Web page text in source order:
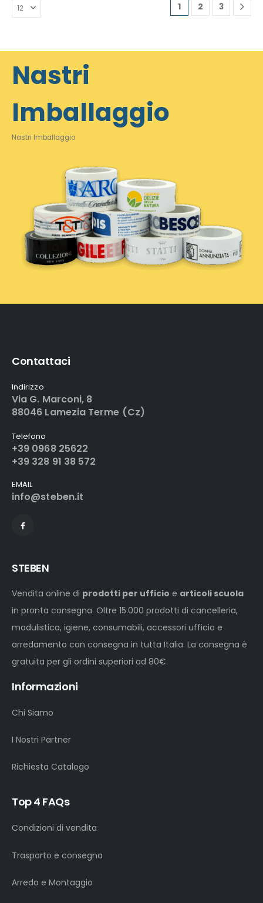
1 2 3
Nastri
Imballaggio
Nastri Imballaggio
Contattaci
Indirizzo
Via G. Marconi, 8
88046 Lamezia Terme (Cz)
Telefono
+39 0968 25622
+39 328 91 38 572
EMAIL
info@steben.it
STEBEN
Vendita online di prodotti per ufficio e articoli scuola
in pronta consegna. Oltre 15.000 prodotti di cancelleria,
modulistica, igiene, consumabili, accessori ufficio e
arredamento con consegna in tutta Italia. La consegna è
gratuita per gli ordini superiori ad 80€.
Informazioni
Chi Siamo
I Nostri Partner
Richiesta Catalogo
Top 4 FAQs
Condizioni di vendita
Trasporto e consegna
Arredo e Montaggio